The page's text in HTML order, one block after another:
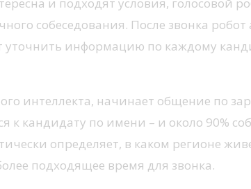
собеседования. После звонка
информацию по каждому
интеллекта, начинает общение по
к кандидату по имени – и около 90%
определяет, в каком регионе
подходящее время для звонка.